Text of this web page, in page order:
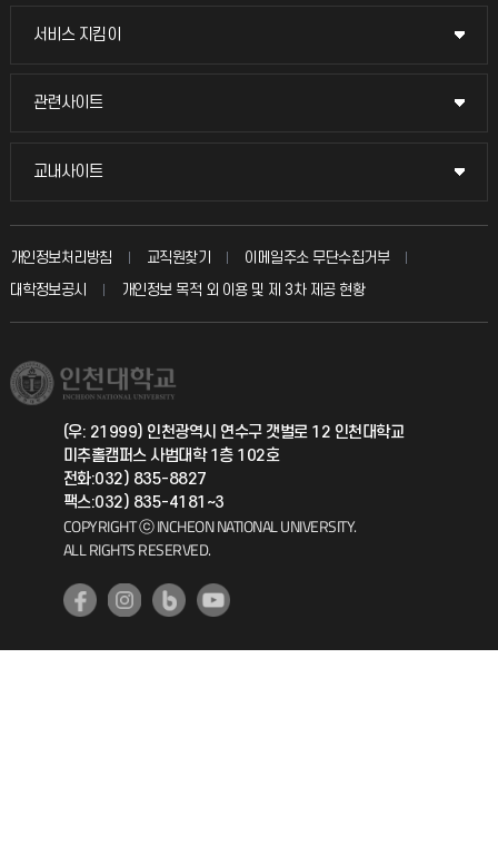
교무회의방송
입학안내
취업정보(학생)
서비스 지킴이
서비스 지킴이
묻고 답하기
칭찬마당
학생서비스 지킴이
관련사이트
관련사이트
국방헬프콜
총동문회
교내사이트
교내사이트
교수회
교육혁신본부
국제지원과
공자아카데미
기초교육원
개인정보처리방침 교직원찾기
이메일주소 무단수집거부
대학정보공시
개인정보 목적 외 이용 및 제 3차 제공 현황
(우: 21999) 인천광역시 연수구 갯벌로 12 인천대학교
미추홀캠퍼스 사범대학 1층 102호
전화:032) 835-8827
팩스:032) 835-4181~3
COPYRIGHT ⓒ INCHEON NATIONAL UNIVERSITY.
ALL RIGHTS RESERVED.